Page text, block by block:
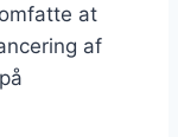
at
af